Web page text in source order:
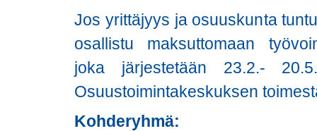
Jos yrittäjyys ja osuuskunta
osallistu maksuttomaan
joka järjestetään 23.2.-
Osuustoimintakeskuksen
Kohderyhmä: